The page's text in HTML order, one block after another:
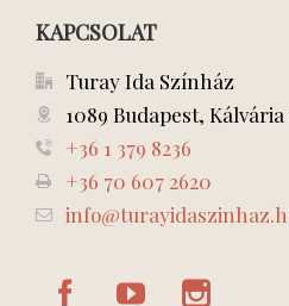
KAPCSOLAT
Turay Ida Színház
1089 Budapest,
+36 1 379 8236
+36 70 607 2620